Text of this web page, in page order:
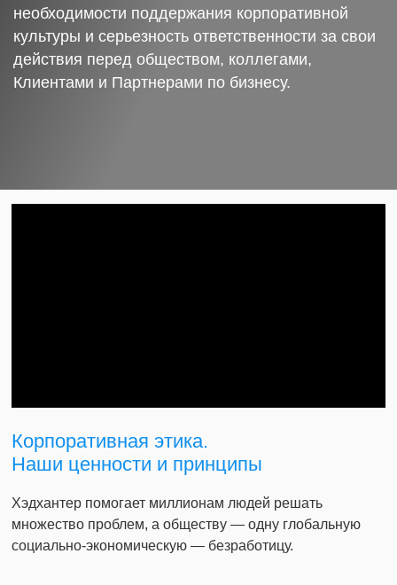
необходимости поддержания корпоративной
культуры и серьезность ответственности за свои
действия перед обществом, коллегами,
Клиентами и Партнерами по бизнесу.
Корпоративная этика.
Наши ценности и принципы
Хэдхантер помогает миллионам людей решать
множество проблем, а обществу — одну глобальную
социально-экономическую — безработицу.